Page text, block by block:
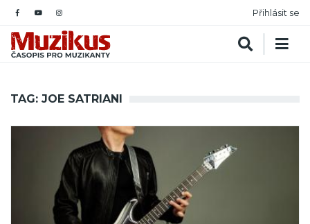
Přihlásit se
TAG: JOE SATRIANI